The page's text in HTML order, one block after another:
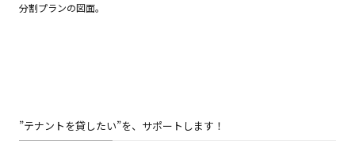
分割プランの図面。
”テナントを貸したい”を、サポートします！